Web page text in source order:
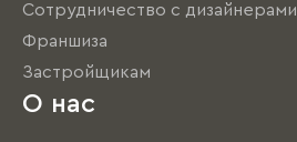
Сотрудничество с дизайнерами
Франшиза
Застройщикам
О нас